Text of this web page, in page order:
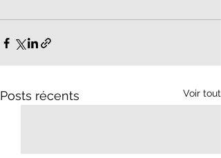
Posts récents Voir tout